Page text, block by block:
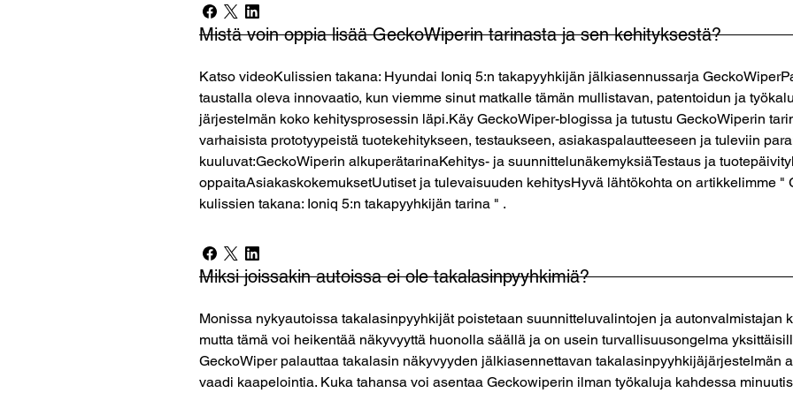
Mistä voin oppia lisää GeckoWiperin tarinasta ja sen kehityksestä?
Katso videoKulissien takana: Hyundai Ioniq 5:n takapyyhkijän jälkiasennussarja
taustalla oleva innovaatio, kun viemme sinut matkalle tämän mullistavan, patentoidun ja
järjestelmän koko kehitysprosessin läpi.Käy GeckoWiper-blogissa ja tutustu GeckoWiperin
varhaisista prototyypeistä tuotekehitykseen, testaukseen, asiakaspalautteeseen ja tuleviin
kuuluvat:GeckoWiperin alkuperätarinaKehitys- ja suunnittelunäkemyksiäTestaus ja
oppaitaAsiakaskokemuksetUutiset ja tulevaisuuden kehitysHyvä lähtökohta on artikkelimme "
kulissien takana: Ioniq 5:n takapyyhkijän tarina " .
Miksi joissakin autoissa ei ole takalasinpyyhkimiä?
Monissa nykyautoissa takalasinpyyhkijät poistetaan suunnitteluvalintojen ja autonvalmistajan
mutta tämä voi heikentää näkyvyyttä huonolla säällä ja on usein turvallisuusongelma
GeckoWiper palauttaa takalasin näkyvyyden jälkiasennettavan takalasinpyyhkijäjärjestelmän
vaadi kaapelointia. Kuka tahansa voi asentaa Geckowiperin ilman työkaluja kahdessa